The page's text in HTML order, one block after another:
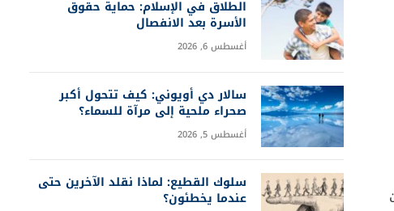
الطلاق في الإسلام: حماية حقوق
الأسرة بعد الانفصال
أغسطس 6, 2026
سالار دي أويوني: كيف تتحول أكبر
صحراء ملحية إلى مرآة للسماء؟
أغسطس 5, 2026
سلوك القطيع: لماذا نقلد الآخرين حتى
عندما يخطئون؟